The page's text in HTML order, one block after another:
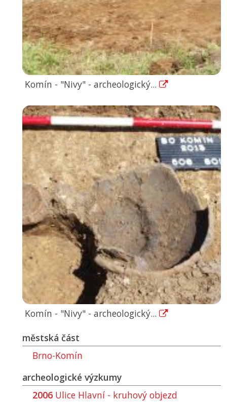
Komín - "Nivy" - archeologický...
Komín - "Nivy" - archeologický...
městská část
Brno-Komín
archeologické výzkumy
2006 Ulice Hlavní - kruhový objezd